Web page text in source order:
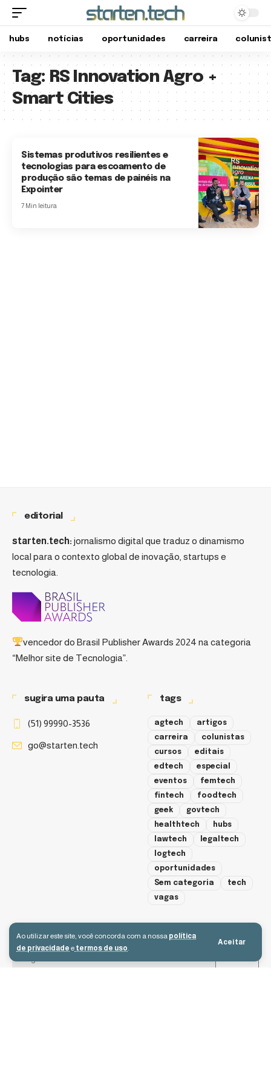
Ao utilizar este site, você concorda com a nossa política
de privacidade e termos de uso.
Aceitar
hubs notícias oportunidades carreira
Tag: RS Innovation Agro +
Smart Cities
Sistemas produtivos resilientes e
tecnologias para escoamento de
produção são temas de painéis na
Expointer
7 Min leitura
editorial
starten.tech: jornalismo digital que traduz o dinamismo
local para o contexto global de inovação, startups e
tecnologia.
vencedor do Brasil Publisher Awards 2024 na categoria
“Melhor site de Tecnologia”.
sugira uma pauta
(51) 99990-3536
go@starten.tech
tags
agtech
artigos
carreira
colunistas
cursos
editais
edtech
especial
eventos
femtech
fintech
foodtech
geek
govtech
healthtech
hubs
lawtech
legaltech
logtech
oportunidades
Sem categoria
tech
vagas